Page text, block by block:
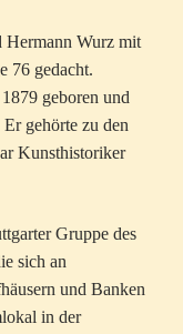
Hermann Wurz mit
76 gedacht.
geboren und
gehörte zu den
Kunsthistoriker
Gruppe des
sich an
und Banken
in der